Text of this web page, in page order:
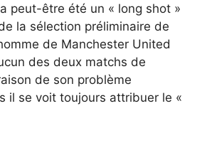
peut-être été un « long shot »
la sélection préliminaire de
de Manchester United
des deux matchs de
de son problème
il se voit toujours attribuer le «